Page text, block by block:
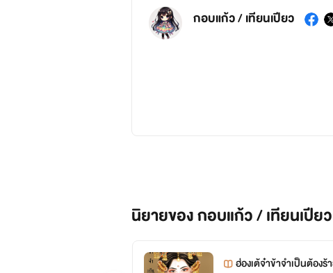
กอบแก้ว / เทียนเปียว
นิยายของ กอบแก้ว / เทียนเปียว
ฮ่องเต้จ๋าข้าจำเป็นต้องร้